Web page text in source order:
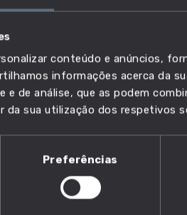
conteúdo e anúncios,
informações acerca da
e de análise, que as podem
da sua utilização dos respetivos
Preferências
DESEMPREGOSALÁRIO
pessoas com
que se formaram nesta